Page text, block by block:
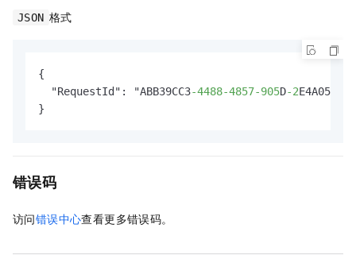
JSON 格式
{
  "RequestId": "ABB39CC3
-4488-4857-905D-2
}
错误码
访问错误中心查看更多错误码。